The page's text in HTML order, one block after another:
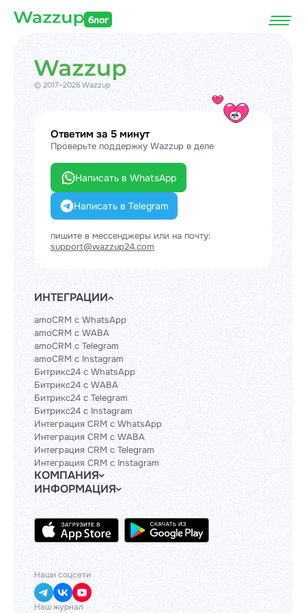
блог
© 2017–2026 Wazzup
Ответим за 5 минут
Проверьте поддержку Wazzup в деле
Написать в WhatsApp
Написать в Telegram
пишите в мессенджеры или на почту:
support@wazzup24.com
ИНТЕГРАЦИИ
amoCRM с WhatsApp
amoCRM с WABA
amoCRM с Telegram
amoCRM с Instagram
Битрикс24 с WhatsApp
Битрикс24 с WABA
Битрикс24 с Telegram
Битрикс24 с Instagram
Интеграция CRM с WhatsApp
Интеграция CRM с WABA
Интеграция CRM с Telegram
Интеграция CRM с Instagram
КОМПАНИЯ
Блог
Гайды
Контакты
Политики и соглашения
ИНФОРМАЦИЯ
Официальным партнерам
Техническим партнерам
Тарифы
API
База знаний
Наши соцсети
Наш журнал